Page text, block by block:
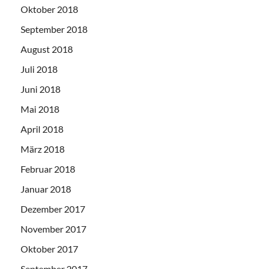
Oktober 2018
September 2018
August 2018
Juli 2018
Juni 2018
Mai 2018
April 2018
März 2018
Februar 2018
Januar 2018
Dezember 2017
November 2017
Oktober 2017